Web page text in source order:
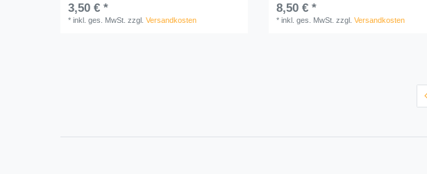
3,50 € *
*inkl. ges. MwSt. zzgl.Versandkosten
8,50 € *
*inkl. ges. MwSt. zzgl.Versandkosten